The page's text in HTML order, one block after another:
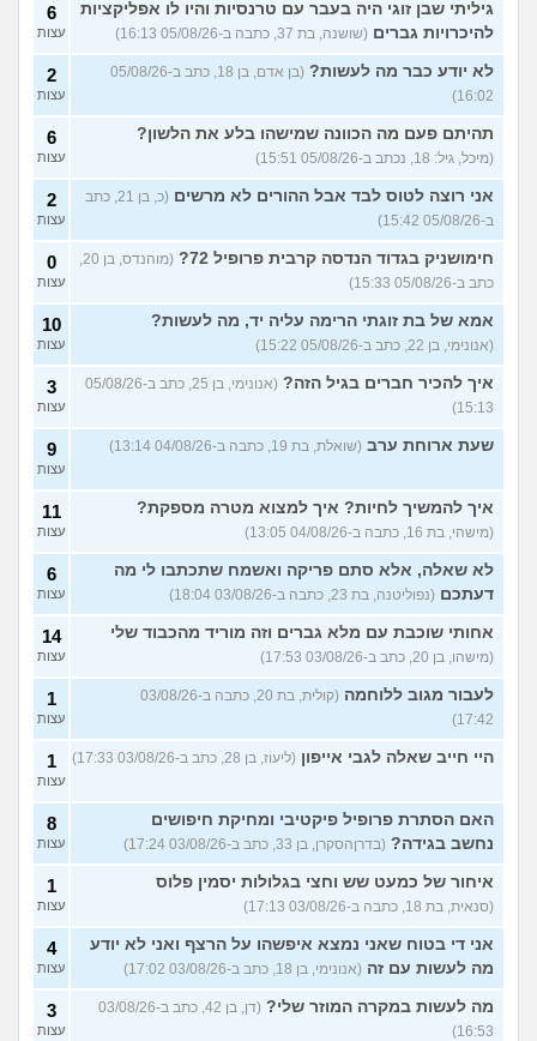
איך לדעת אם חבר סטרייט
בקטע שלי?
(האמנם, בן 29)
11
עצות
כיצד לסביות מקיימות יחסי
7
עצות
המלחמה, מה לעשות איתו?
(אנונימי, בן 15)
4
עצות
לסבית או לא לסבית ומה
לעשות עם זה?
ומתייעצת, בת 18)
3
עצות
איך את מתמודדים עם זה
בן 22)
6
עצות
עוד שאלות חדשות במדור
גיליתי שבן זוגי היה בעבר עם טרנסיות והיו לו אפליקציות
להיכרויות גברים (שושנה, בת 37, כתבה ב-05/08/26 16:13)
6
עצות
לא יודע כבר מה לעשות?
(בן אדם, בן 18, כתב ב-05/08/26
16:02)
2
עצות
תהיתם פעם מה הכוונה שמישהו בלע את הלשון?
(מיכל, גיל: 18, נכתב ב-05/08/26 15:51)
6
עצות
אני רוצה לטוס לבד אבל ההורים לא מרשים
(כ, בן 21, כתב
ב-05/08/26 15:42)
2
עצות
חימושניק בגדוד הנדסה קרבית פרופיל 72?
כתב ב-05/08/26 15:33)
0
עצות
אמא של בת זוגתי הרימה עליה יד, מה לעשות?
(אנונימי, בן 22, כתב ב-05/08/26 15:22)
10
עצות
איך להכיר חברים בגיל הזה?
(אנונימי, בן 25, כתב ב-05/08/26
15:13)
3
עצות
שעת ארוחת ערב (שואלת, בת 19, כתבה ב-04/08/26 13:14) 9
עצות
איך להמשיך לחיות? איך למצוא מטרה מספקת?
(מישהי, בת 16, כתבה ב-04/08/26 13:05)
11
עצות
לא שאלה, אלא סתם פריקה ואשמח שתכתבו לי מה
דעתכם (נפוליטנה, בת 23, כתבה ב-03/08/26 18:04)
6
עצות
אחותי שוכבת עם מלא גברים וזה מוריד מהכבוד שלי
(מישהו, בן 20, כתב ב-03/08/26 17:53)
14
עצות
לעבור מגוב ללוחמה
(קולית, בת 20, כתבה ב-03/08/26
17:42)
1
עצות
היי חייב שאלה לגבי אייפון (ליעוז, בן 28, כתב ב-03/08/26 17:33) 1
עצות
האם הסתרת פרופיל פיקטיבי ומחיקת חיפושים
נחשב בגידה? (בדרןהסקרן, בן 33, כתב ב-03/08/26 17:24)
8
עצות
איחור של כמעט שש וחצי בגלולות יסמין פלוס
(סנאית, בת 18, כתבה ב-03/08/26 17:13)
1
עצות
אני די בטוח שאני נמצא איפשהו על הרצף ואני לא יודע
מה לעשות עם זה (אנונימי, בן 18, כתב ב-03/08/26 17:02)
4
עצות
מה לעשות במקרה המוזר שלי?
(דן, בן 42, כתב ב-03/08/26
16:53)
3
עצות